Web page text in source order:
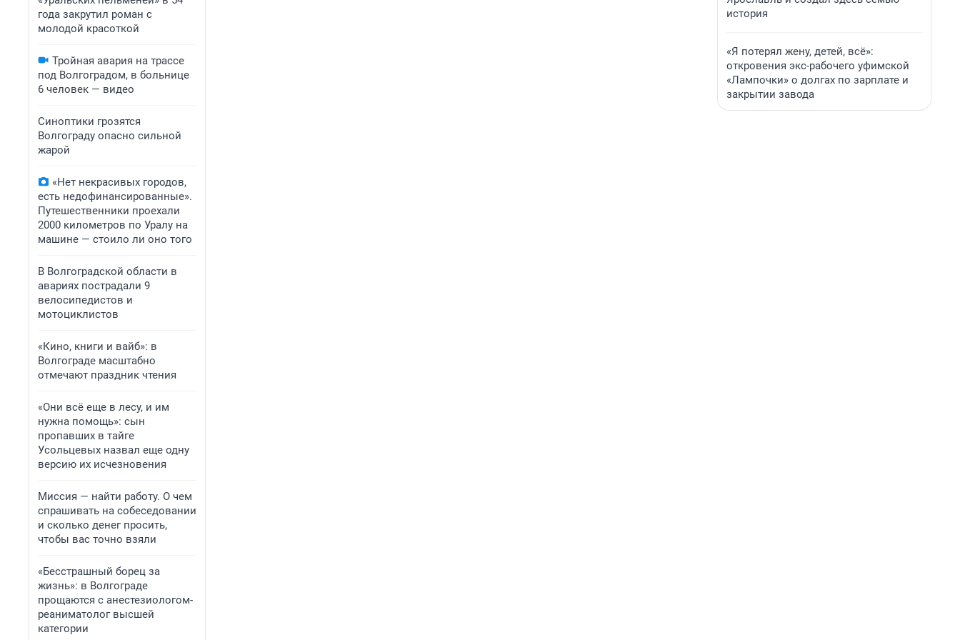
года закрутил роман с
молодой красоткой
Тройная авария на трассе
под Волгоградом, в больнице
6 человек — видео
Синоптики грозятся
Волгограду опасно сильной
жарой
«Нет некрасивых городов,
есть недофинансированные».
Путешественники проехали
2000 километров по Уралу на
машине — стоило ли оно того
В Волгоградской области в
авариях пострадали 9
велосипедистов и
мотоциклистов
«Кино, книги и вайб»: в
Волгограде масштабно
отмечают праздник чтения
«Они всё еще в лесу, и им
нужна помощь»: сын
пропавших в тайге
Усольцевых назвал еще одну
версию их исчезновения
Миссия — найти работу. О чем
спрашивать на собеседовании
и сколько денег просить,
чтобы вас точно взяли
«Бесстрашный борец за
жизнь»: в Волгограде
прощаются с анестезиологом-
реаниматолог высшей
категории
история
«Я потерял жену, детей, всё»:
откровения экс-рабочего уфимской
«Лампочки» о долгах по зарплате и
закрытии завода